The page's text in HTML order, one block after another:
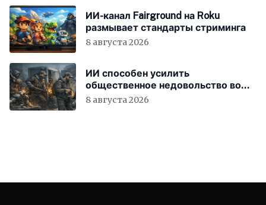
ИИ-канал Fairground на Roku
размывает стандарты стриминга
8 августа 2026
ИИ способен усилить
общественное недовольство во
всём мире
8 августа 2026